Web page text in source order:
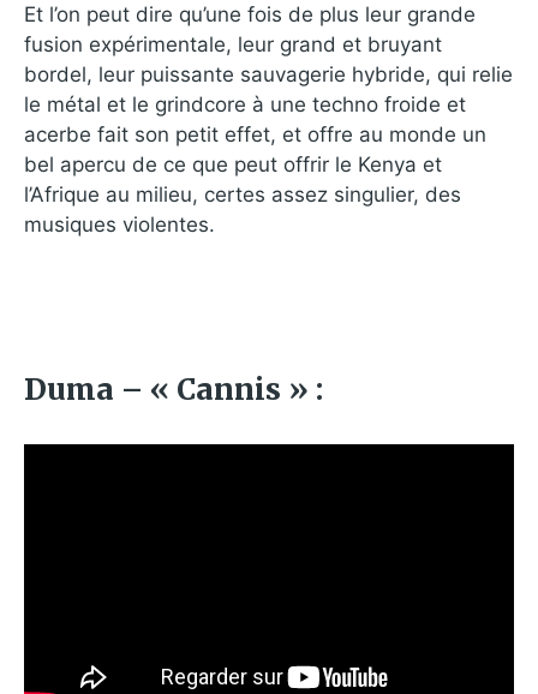
Et l’on peut dire qu’une fois de plus leur grande
fusion expérimentale, leur grand et bruyant
bordel, leur puissante sauvagerie hybride, qui relie
le métal et le grindcore à une techno froide et
acerbe fait son petit effet, et offre au monde un
bel apercu de ce que peut offrir le Kenya et
l’Afrique au milieu, certes assez singulier, des
musiques violentes.
Duma – « Cannis » :